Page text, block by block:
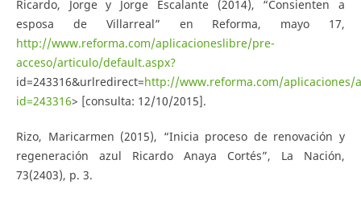
Ricardo, Jorge y Jorge Escalante (2014), “Consienten a
esposa de Villarreal” en Reforma, mayo 17,
http://www.reforma.com/aplicacioneslibre/pre-
acceso/articulo/default.aspx?
id=243316&urlredirect=http://www.reforma.com/aplicaciones/
id=243316> [consulta: 12/10/2015].
Rizo, Maricarmen (2015), “Inicia proceso de renovación y
regeneración azul Ricardo Anaya Cortés”, La Nación,
73(2403), p. 3.